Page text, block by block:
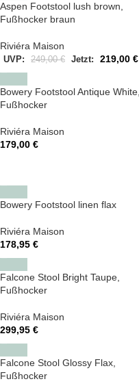
Aspen Footstool lush brown,
Fußhocker braun
Riviéra Maison
UVP: 249,00€ Jetzt: 219,00 €
Bowery Footstool Antique White,
Fußhocker
Riviéra Maison
179,00 €
Bowery Footstool linen flax
Riviéra Maison
178,95 €
Falcone Stool Bright Taupe,
Fußhocker
Riviéra Maison
299,95 €
Falcone Stool Glossy Flax,
Fußhocker